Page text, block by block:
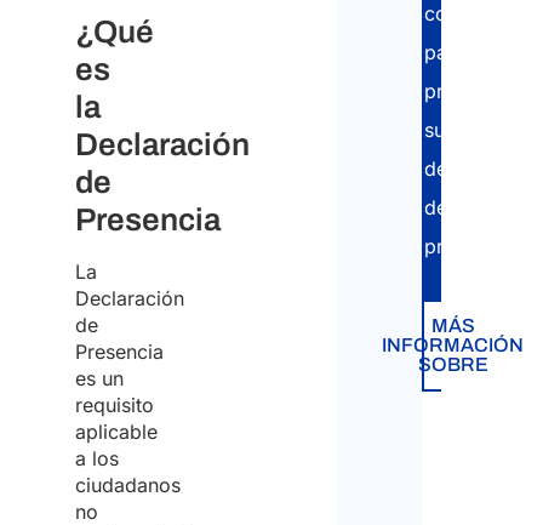
¿Qué
es
la
Declaración
de
Presencia
La
Declaración
de
Presencia
es un
requisito
aplicable
a los
ciudadanos
no
competentes
para
presentar
su
declaración
de
presencia.
MÁS
INFORMACIÓN
SOBRE